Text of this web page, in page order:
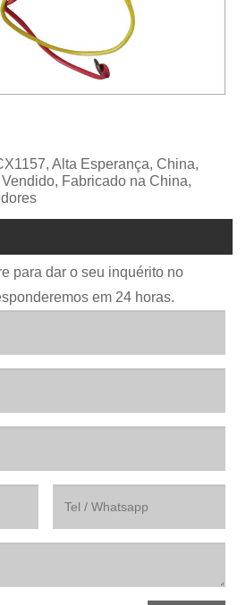
Alta Esperança, China,
Fabricado na China,
para dar o seu inquérito no
em 24 horas.